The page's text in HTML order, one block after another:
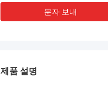
문자 보내
제품 설명